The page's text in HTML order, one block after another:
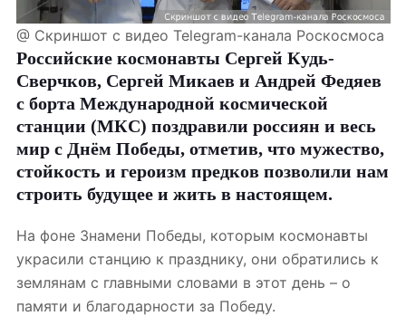
@ Скриншот с видео Telegram-канала Роскосмоса
Российские космонавты Сергей Кудь-
Сверчков, Сергей Микаев и Андрей Федяев
с борта Международной космической
станции (МКС) поздравили россиян и весь
мир с Днём Победы, отметив, что мужество,
стойкость и героизм предков позволили нам
строить будущее и жить в настоящем.
На фоне Знамени Победы, которым космонавты
украсили станцию к празднику, они обратились к
землянам с главными словами в этот день – о
памяти и благодарности за Победу.